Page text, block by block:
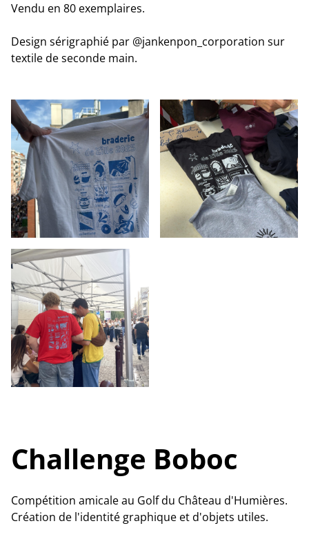
Vendu en 80 exemplaires.
Design sérigraphié par @jankenpon_corporation sur
textile de seconde main.
Challenge Boboc
Compétition amicale au Golf du Château d'Humières.
Création de l'identité graphique et d'objets utiles.